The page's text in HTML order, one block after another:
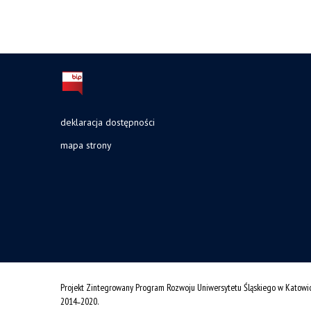
deklaracja dostępności
mapa strony
Projekt Zintegrowany Program Rozwoju Uniwersytetu Śląskiego w
2014˗2020.